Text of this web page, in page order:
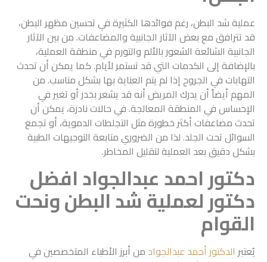
عملية شد البطن، رغم فوائدها الكثيرة في تحسين مظهر البطن،
قد تترافق مع بعض الآثار الجانبية والمضاعفات. من بين الآثار
الجانبية الشائعة الشعور بالألم والتورم في منطقة العملية،
بالإضافة إلى الكدمات التي قد تستمر لأيام. كما يمكن أن تحدث
التهابات في الجروح إذا لم يتم العناية بها بشكل مناسب. من
المهم أيضاً أن يدرك المريض أنه قد يشعر بخدر أو تغير في
الإحساس في المنطقة المعالجة. في حالات نادرة، يمكن أن
تحدث مضاعفات أكثر خطورة مثل التجلطات الدموية، أو تجمع
السوائل تحت الجلد. لذا من الضروري متابعة التوجيهات الطبية
بشكل دقيق بعد العملية لتقليل المخاطر.
دكتور احمد عبدالجواد افضل
دكتور لعملية شد البطن ونحت
القوام
يُعتبرالدكتور أحمد عبدالجواد من أبرز الأطباء المتخصصين في